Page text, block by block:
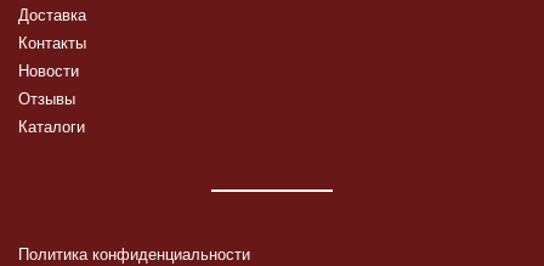
Доставка
Контакты
Новости
Отзывы
Каталоги
Политика конфиденциальности